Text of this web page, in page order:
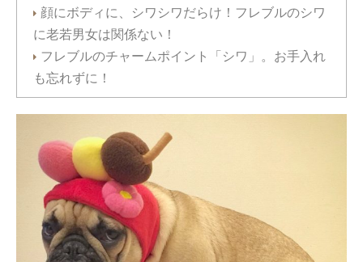
顔にボディに、シワシワだらけ！フレブルのシワ
に老若男女は関係ない！
フレブルのチャームポイント「シワ」。お手入れ
も忘れずに！